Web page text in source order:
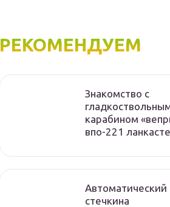
РЕКОМЕНДУЕМ
Знакомство с
карабином
впо-221
Автоматический
стечкина